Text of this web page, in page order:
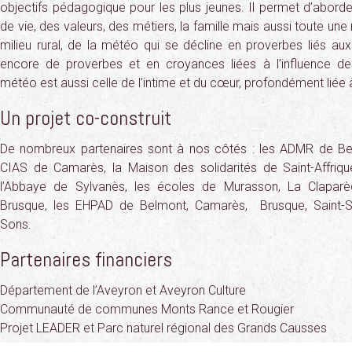
objectifs pédagogique pour les plus jeunes. Il permet
de vie, des valeurs, des métiers, la famille mais aussi toute
milieu rural, de la météo qui se décline en proverbes liés
encore de proverbes et en croyances liées à l’influence
météo est aussi celle de l’intime et du cœur, profondément liée
Un projet co-construit
De nombreux partenaires sont à nos côtés : les ADMR de
CIAS de Camarès, la Maison des solidarités de Saint-
l’Abbaye de Sylvanès, les écoles de Murasson, La
Brusque, les EHPAD de Belmont, Camarès, Brusque, Saint-
Sons.
Partenaires financiers
Département de l’Aveyron et Aveyron Culture
Communauté de communes Monts Rance et Rougier
Projet LEADER et Parc naturel régional des Grands Causses